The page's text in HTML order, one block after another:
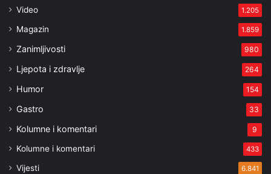
Video 1.205
Magazin 1.859
Zanimljivosti 980
Ljepota i zdravlje 264
Humor 154
Gastro 33
Kolumne i komentari 9
Kolumne i komentari 433
Vijesti 6.841